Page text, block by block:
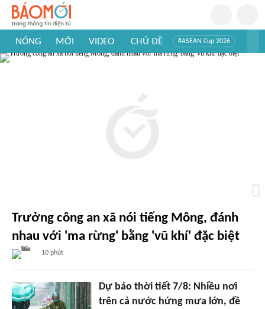
NÓNG MỚI VIDEO CHỦ ĐỀ #ASEAN Cup 2026
#Trí tuệ nhân tạo #Mỹ - Iran
#Khám phá Việt Nam
Trưởng công an xã nói tiếng Mông, đánh
nhau với 'ma rừng' bằng 'vũ khí' đặc biệt
10 phút
Dự báo thời tiết 7/8: Nhiều nơi
trên cả nước hứng mưa lớn, đề